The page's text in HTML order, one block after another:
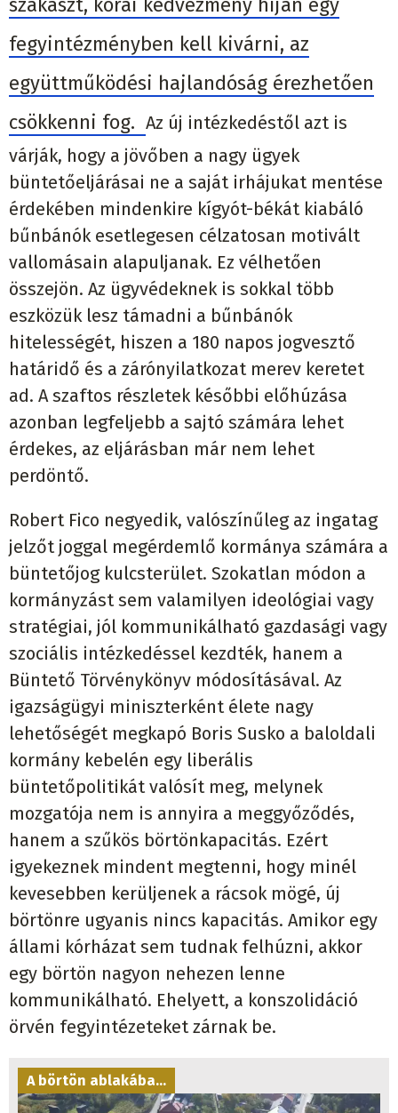
szakaszt, korai kedvezmény híján egy
fegyintézményben kell kivárni, az
együttműködési hajlandóság érezhetően
csökkenni fog. Az új intézkedéstől azt is
várják, hogy a jövőben a nagy ügyek
büntetőeljárásai ne a saját irhájukat mentése
érdekében mindenkire kígyót-békát kiabáló
bűnbánók esetlegesen célzatosan motivált
vallomásain alapuljanak. Ez vélhetően
összejön. Az ügyvédeknek is sokkal több
eszközük lesz támadni a bűnbánók
hitelességét, hiszen a 180 napos jogvesztő
határidő és a zárónyilatkozat merev keretet
ad. A szaftos részletek későbbi előhúzása
azonban legfeljebb a sajtó számára lehet
érdekes, az eljárásban már nem lehet
perdöntő.
Robert Fico negyedik, valószínűleg az ingatag
jelzőt joggal megérdemlő kormánya számára a
büntetőjog kulcsterület. Szokatlan módon a
kormányzást sem valamilyen ideológiai vagy
stratégiai, jól kommunikálható gazdasági vagy
szociális intézkedéssel kezdték, hanem a
Büntető Törvénykönyv módosításával. Az
igazságügyi miniszterként élete nagy
lehetőségét megkapó Boris Susko a baloldali
kormány kebelén egy liberális
büntetőpolitikát valósít meg, melynek
mozgatója nem is annyira a meggyőződés,
hanem a szűkös börtönkapacitás. Ezért
igyekeznek mindent megtenni, hogy minél
kevesebben kerüljenek a rácsok mögé, új
börtönre ugyanis nincs kapacitás. Amikor egy
állami kórházat sem tudnak felhúzni, akkor
egy börtön nagyon nehezen lenne
kommunikálható. Ehelyett, a konszolidáció
örvén fegyintézeteket zárnak be.
A börtön ablakába...